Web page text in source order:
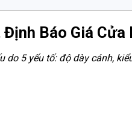
Định Báo Giá
do 5 yếu tố: độ dày cánh,